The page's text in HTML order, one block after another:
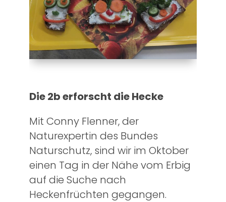
Die 2b erforscht die Hecke
Mit Conny Flenner, der
Naturexpertin des Bundes
Naturschutz, sind wir im Oktober
einen Tag in der Nähe vom Erbig
auf die Suche nach
Heckenfrüchten gegangen.